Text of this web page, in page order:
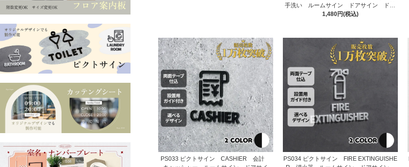
手洗い ルームサイン ドアサイン ドア
プレート サイン 表札 室札
1,480円(税込)
PS033 ピクトサイン CASHIER 会計
PS034 ピクトサイン FIRE EXTINGUISHE